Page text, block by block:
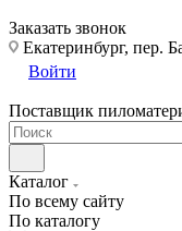
Заказать звонок
Екатеринбург, пер.
Войти
Поставщик
Каталог
По всему сайту
По каталогу